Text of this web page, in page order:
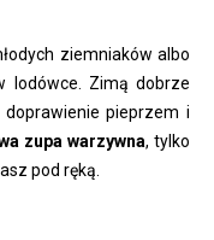
ziemniaków albo
lodówce. Zimą dobrze
pieprzem i
zupa warzywna, tylko
pod ręką.